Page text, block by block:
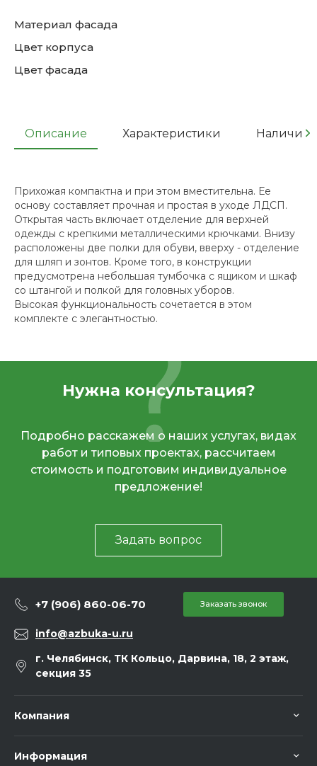
Материал фасада
Цвет корпуса
Цвет фасада
Описание Характеристики Наличие
Прихожая компактна и при этом вместительна. Ее
основу составляет прочная и простая в уходе ЛДСП.
Открытая часть включает отделение для верхней
одежды с крепкими металлическими крючками. Внизу
расположены две полки для обуви, вверху - отделение
для шляп и зонтов. Кроме того, в конструкции
предусмотрена небольшая тумбочка с ящиком и шкаф
со штангой и полкой для головных уборов.
Высокая функциональность сочетается в этом
комплекте с элегантностью.
Нужна консультация?
Подробно расскажем о наших услугах, видах
работ и типовых проектах, рассчитаем
стоимость и подготовим индивидуальное
предложение!
Задать вопрос
+7 (906) 860-06-70 Заказать звонок
info@azbuka-u.ru
г. Челябинск, ТК Кольцо, Дарвина, 18, 2 этаж,
секция 35
Компания
Информация